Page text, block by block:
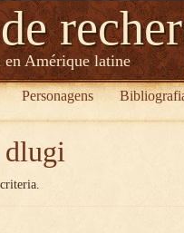
Amérique latine
Personagens
dlugi